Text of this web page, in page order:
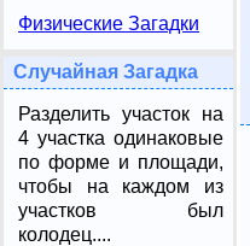
Физические Загадки
Случайная Загадка
Разделить участок на
4 участка одинаковые
по форме и площади,
чтобы на каждом из
участков был
колодец....